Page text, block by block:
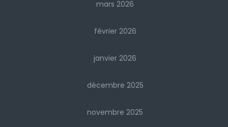
mars 2026
février 2026
janvier 2026
décembre 2025
novembre 2025